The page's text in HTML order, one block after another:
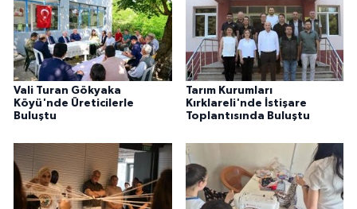
Vali Turan Gökyaka
Köyü'nde Üreticilerle
Buluştu
Tarım Kurumları
Kırklareli'nde İstişare
Toplantısında Buluştu